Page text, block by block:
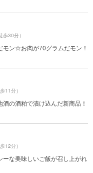
歩30分）
ン☆お肉が70グラムだモン！
歩11分）
の酒粕で漬け込んだ新商品！
歩12分）
な美味しいご飯が召し上がれ